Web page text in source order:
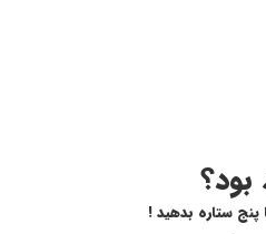
پنج ستاره بدهید !